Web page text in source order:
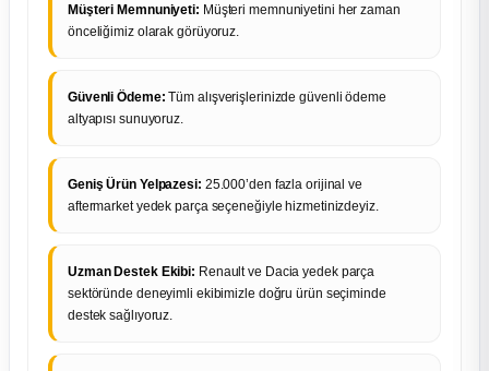
Müşteri Memnuniyeti: Müşteri memnuniyetini her zaman
önceliğimiz olarak görüyoruz.
Güvenli Ödeme: Tüm alışverişlerinizde güvenli ödeme
altyapısı sunuyoruz.
Geniş Ürün Yelpazesi: 25.000’den fazla orijinal ve
aftermarket yedek parça seçeneğiyle hizmetinizdeyiz.
Uzman Destek Ekibi: Renault ve Dacia yedek parça
sektöründe deneyimli ekibimizle doğru ürün seçiminde
destek sağlıyoruz.